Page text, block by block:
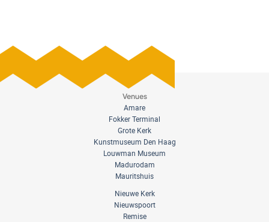
Venues
Amare
Fokker Terminal
Grote Kerk
Kunstmuseum Den Haag
Louwman Museum
Madurodam
Mauritshuis
Nieuwe Kerk
Nieuwspoort
Remise